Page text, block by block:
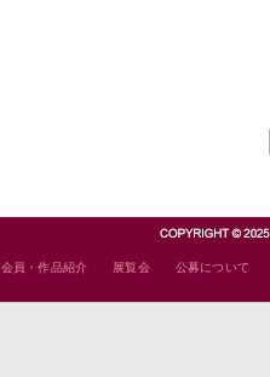
会員・作品紹介 展覧会｜ 公募について